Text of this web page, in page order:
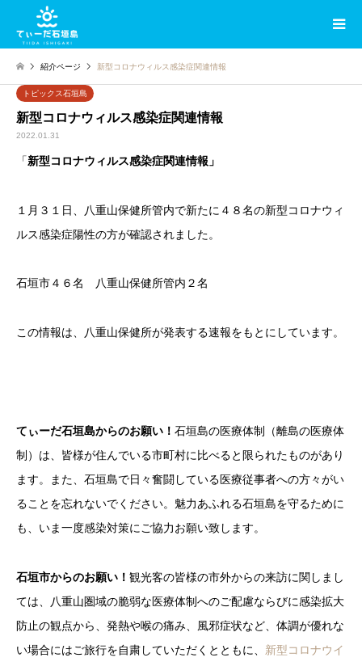
紹介ページ 新型コロナウィルス感染症関連情報
トピックス石垣島
新型コロナウィルス感染症関連情報
2022.01.31
「新型コロナウィルス感染症関連情報」
１月３１日、八重山保健所管内で新たに４８名の新型コロナウィ
ルス感染症陽性の方が確認されました。
石垣市４６名 八重山保健所管内２名
この情報は、八重山保健所が発表する速報をもとにしています。
てぃーだ石垣島からのお願い！ 石垣島の医療体制（離島の医療体
制）は、皆様が住んでいる市町村に比べると限られたものがあり
ます。また、石垣島で日々奮闘している医療従事者への方々がい
ることを忘れないでください。魅力あふれる石垣島を守るために
も、いま一度感染対策にご協力お願い致します。
石垣市からのお願い！ 観光客の皆様の市外からの来訪に関しまし
ては、八重山圏域の脆弱な医療体制へのご配慮ならびに感染拡大
防止の観点から、発熱や喉の痛み、風邪症状など、体調が優れな
い場合にはご旅行を自粛していただくとともに、 新型コロナウイ